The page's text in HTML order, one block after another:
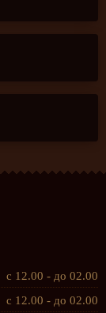
с 12.00 - до 02.00
с 12.00 - до 02.00